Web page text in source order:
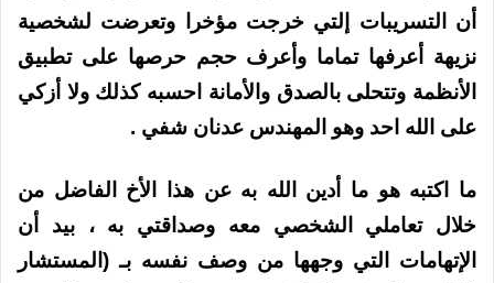
أن التسريبات إلتي خرجت مؤخرا وتعرضت لشخصية
نزيهة أعرفها تماما وأعرف حجم حرصها على تطبيق
الأنظمة وتتحلى بالصدق والأمانة احسبه كذلك ولا أزكي
على الله احد وهو المهندس عدنان شفي .
ما اكتبه هو ما أدين الله به عن هذا الأخ الفاضل من
خلال تعاملي الشخصي معه وصداقتي به ، بيد أن
الإتهامات التي وجهها من وصف نفسه بـ (المستشار